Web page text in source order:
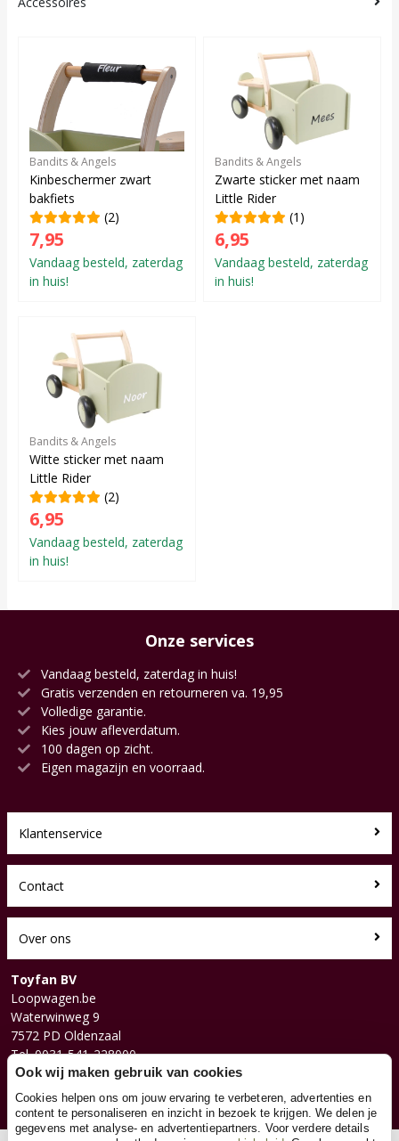
Bandits & Angels
Kinbeschermer zwart
bakfiets
(2)
7,95
Vandaag besteld, zaterdag
in huis!
Bandits & Angels
Zwarte sticker met naam
Little Rider
(1)
6,95
Vandaag besteld, zaterdag
in huis!
Bandits & Angels
Witte sticker met naam
Little Rider
(2)
6,95
Vandaag besteld, zaterdag
in huis!
Onze services
Vandaag besteld, zaterdag in huis!
Gratis verzenden en retourneren va. 19,95
Volledige garantie.
Kies jouw afleverdatum.
100 dagen op zicht.
Eigen magazijn en voorraad.
Klantenservice
Contact
Over ons
Toyfan BV
Loopwagen.be
Waterwinweg 9
7572 PD Oldenzaal
Tel. 0031-541-228000
Facebook
Instagram
Ook wij maken gebruik van cookies
Cookies helpen ons om jouw ervaring te verbeteren, advertenties en
content te personaliseren en inzicht in bezoek te krijgen. We delen je
gegevens met analyse- en advertentiepartners. Voor verdere details